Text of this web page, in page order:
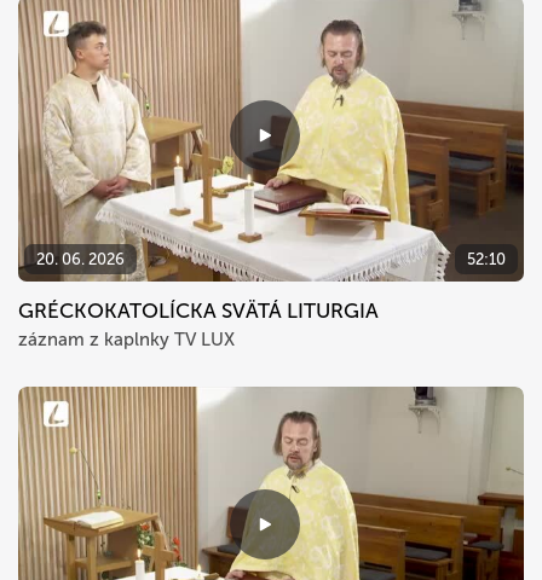
20. 06. 2026 52:10
GRÉCKOKATOLÍCKA SVÄTÁ LITURGIA
záznam z kaplnky TV LUX